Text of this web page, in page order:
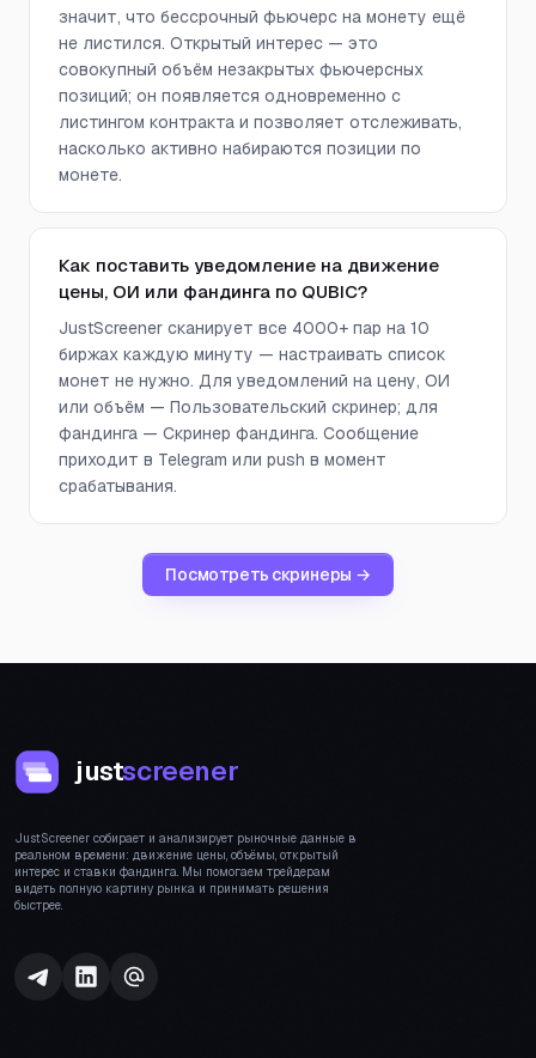
значит, что бессрочный фьючерс на монету ещё
не листился. Открытый интерес — это
совокупный объём незакрытых фьючерсных
позиций; он появляется одновременно с
листингом контракта и позволяет отслеживать,
насколько активно набираются позиции по
монете.
Как поставить уведомление на движение
цены, ОИ или фандинга по QUBIC?
JustScreener сканирует все 4000+ пар на 10
биржах каждую минуту — настраивать список
монет не нужно. Для уведомлений на цену, ОИ
или объём — Пользовательский скринер; для
фандинга — Скринер фандинга. Сообщение
приходит в Telegram или push в момент
срабатывания.
Посмотреть скринеры →
justscreener
JustScreener собирает и анализирует рыночные данные в
реальном времени: движение цены, объёмы, открытый
интерес и ставки фандинга. Мы помогаем трейдерам
видеть полную картину рынка и принимать решения
быстрее.